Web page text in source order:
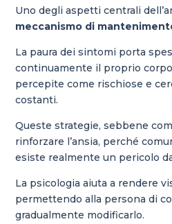
Uno degli aspetti centrali
meccanismo di
La paura dei sintomi porta
continuamente il proprio
percepite come rischiose e
costanti.
Queste strategie, sebbene
rinforzare l’ansia, perché
esiste realmente un pericolo
La psicologia aiuta a rendere
permettendo alla persona di
gradualmente modificarlo.